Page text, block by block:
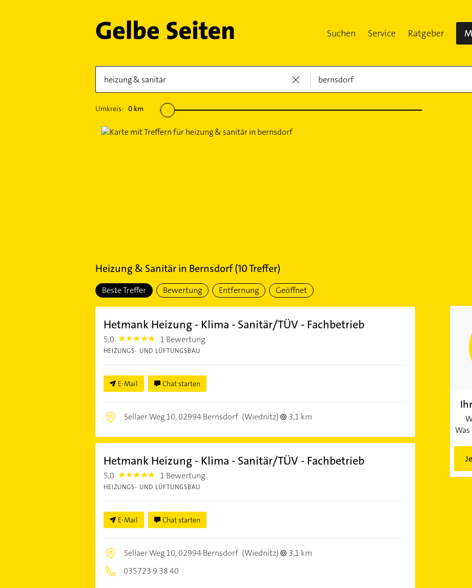
Suchen Service Ratgeber
Umkreis: 0km
Heizung & Sanitärin Bernsdorf(10Treffer)
Beste Treffer Bewertung Entfernung Geöffnet
Hetmank Heizung - Klima - Sanitär/TÜV - Fachbetrieb
5,0 5.0 1 Bewertung
HEIZUNGS- UND LÜFTUNGSBAU
E-Mail Chat starten
Sellaer Weg 10,02994 Bernsdorf (Wiednitz) 3,1 km
Hetmank Heizung - Klima - Sanitär/TÜV - Fachbetrieb
5,0 5.0 1 Bewertung
HEIZUNGS- UND LÜFTUNGSBAU
E-Mail Chat starten
Sellaer Weg 10,02994 Bernsdorf (Wiednitz)
3,1 km
035723 9 38 40